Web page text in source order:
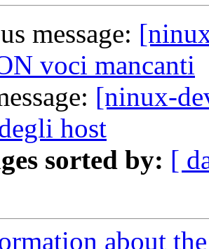
message:
voci mancanti
[ninux-
host
sorted by: [
about